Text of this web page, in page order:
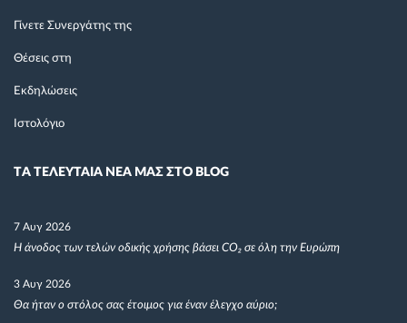
Γίνετε Συνεργάτης της
Θέσεις στη
Εκδηλώσεις
Ιστολόγιο
TΑ ΤΕΛΕΥΤΑΙΑ ΝΕΑ ΜΑΣ ΣΤΟ BLOG
7 Αυγ 2026
Η άνοδος των τελών οδικής χρήσης βάσει CO₂ σε όλη την Ευρώπη
3 Αυγ 2026
Θα ήταν ο στόλος σας έτοιμος για έναν έλεγχο αύριο;